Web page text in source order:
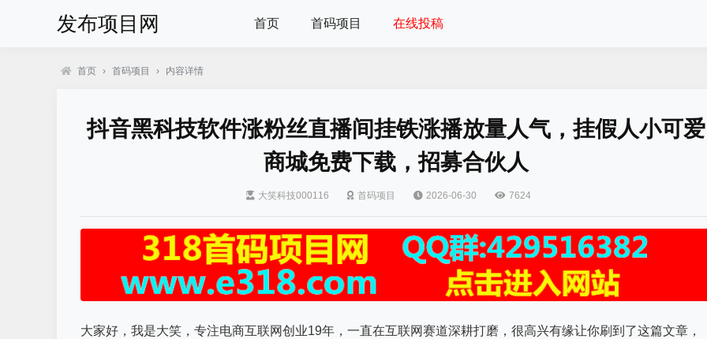
发布项目网 首页 首码项目 在线投稿
首页 › 首码项目 › 内容详情
抖音黑科技软件涨粉丝直播间挂铁涨播放量人气，挂假人小可爱
商城免费下载，招募合伙人
大笑科技000116 首码项目 2026-06-30 7624
大家好，我是大笑，专注电商互联网创业19年，一直在互联网赛道深耕打磨，很高兴有缘让你刷到了这篇文章，